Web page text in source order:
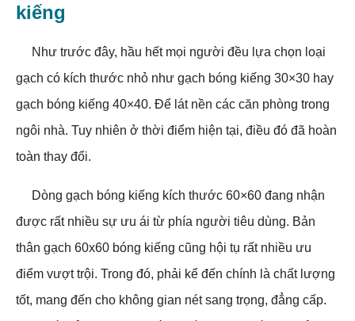
kiếng
Như trước đây, hầu hết mọi người đều lựa chọn loại
gạch có kích thước nhỏ như gạch bóng kiếng 30×30 hay
gạch bóng kiếng 40×40. Để lát nền các căn phòng trong
ngôi nhà. Tuy nhiên ở thời điểm hiện tại, điều đó đã hoàn
toàn thay đổi.
Dòng gạch bóng kiếng kích thước 60×60 đang nhận
được rất nhiều sự ưu ái từ phía người tiêu dùng. Bản
thân gạch 60x60 bóng kiếng cũng hội tụ rất nhiều ưu
điểm vượt trội. Trong đó, phải kể đến chính là chất lượng
tốt, mang đến cho không gian nét sang trọng, đẳng cấp.